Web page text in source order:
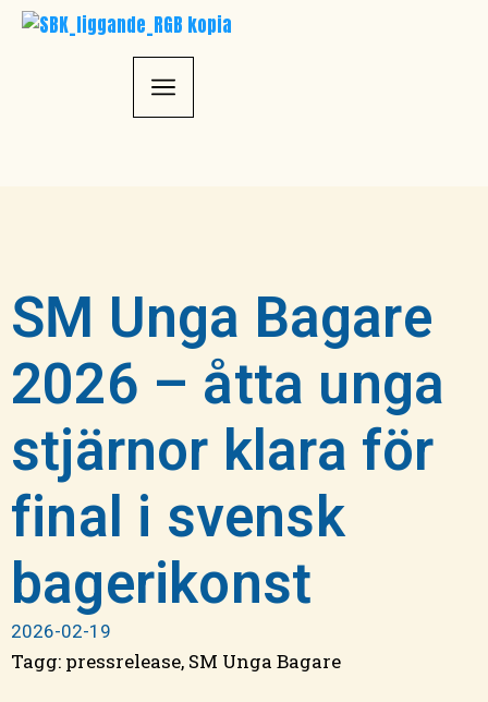
SM Unga Bagare
2026 – åtta unga
stjärnor klara för
final i svensk
bagerikonst
2026-02-19
Tagg: pressrelease, SM Unga Bagare